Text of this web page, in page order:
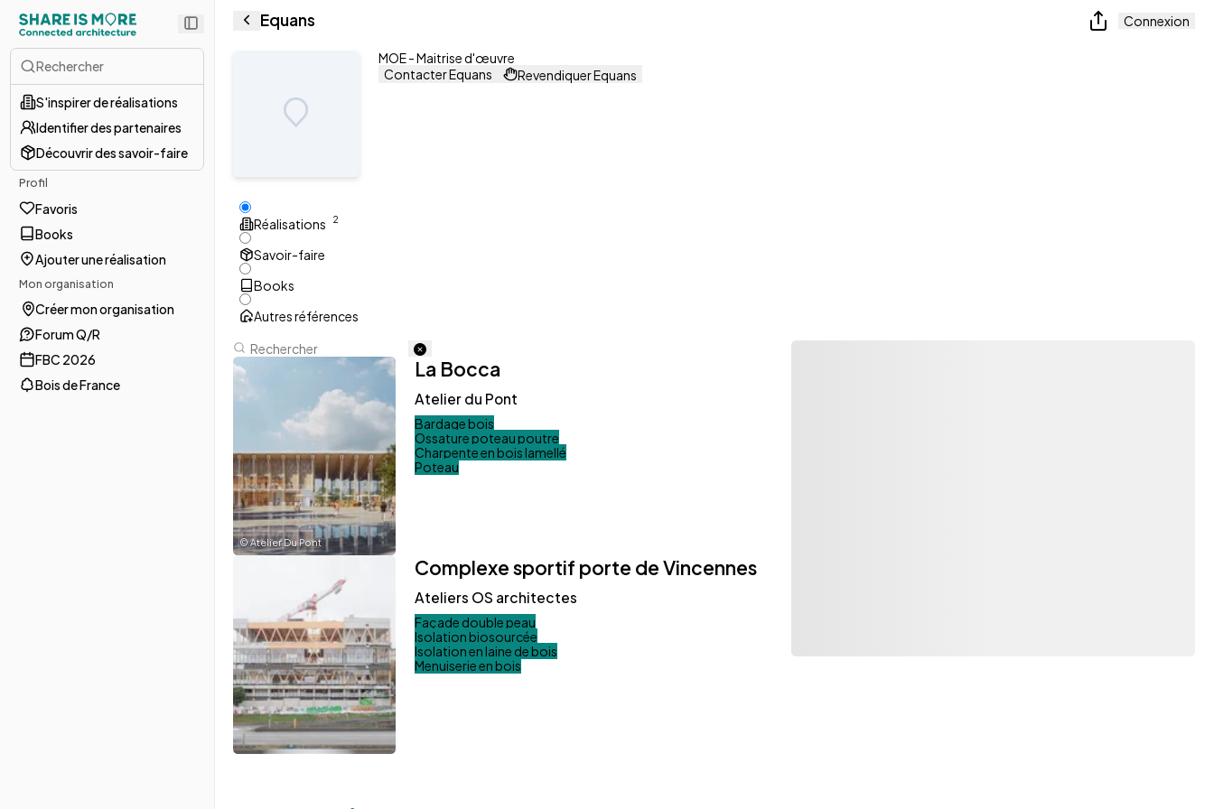
Rechercher
S'inspirer de réalisations
Identifier des partenaires
Découvrir des savoir-faire
Profil
Favoris
Books
Ajouter une réalisation
Mon organisation
Créer mon organisation
Forum Q/R
FBC 2026
Bois de France
Equans Connexion
MOE - Maitrise d'œuvre
Contacter Equans
Revendiquer Equans
Réalisations 2
Savoir-faire
Books
Autres références
©Atelier Du Pont
La Bocca
Atelier du Pont
Bardage bois
Ossature poteau poutre
Charpente en bois lamellé
Poteau
Complexe sportif porte de Vincennes
Ateliers OS architectes
Façade double peau
Isolation biosourcée
Isolation en laine de bois
Menuiserie en bois